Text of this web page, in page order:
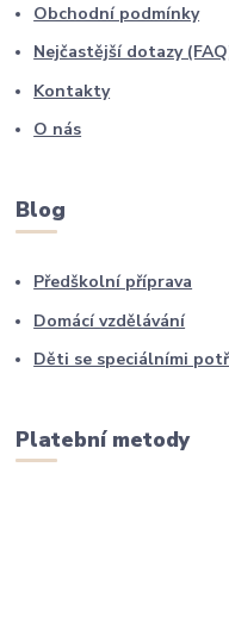
Obchodní podmínky
Nejčastější dotazy
Kontakty
O nás
Blog
Předškolní příprava
Domácí vzdělávání
Děti se speciálními
Platební metody